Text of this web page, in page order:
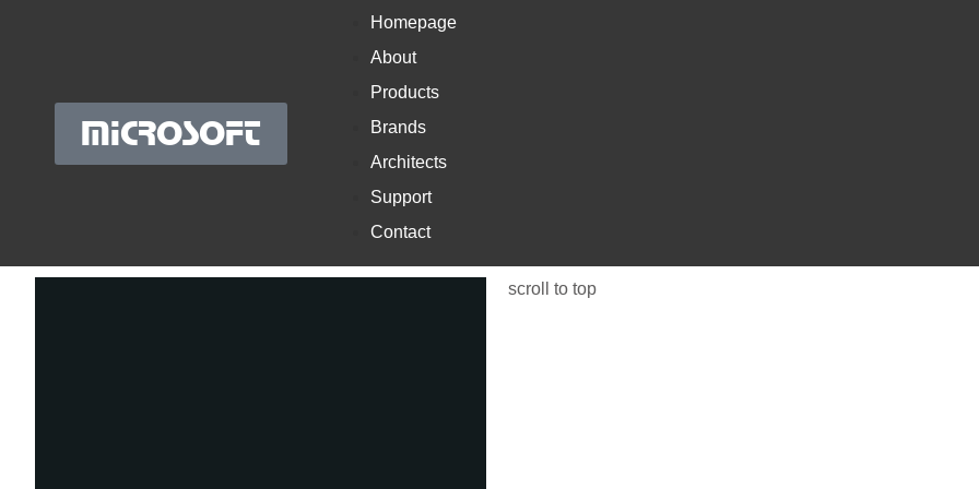
MICROSOFT
Homepage
About
Products
Brands
Architects
Support
Contact
scroll to top